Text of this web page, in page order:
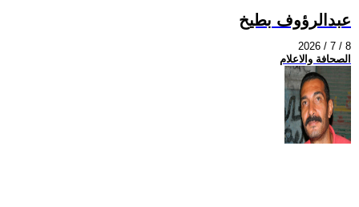
عبدالرؤوف بطيخ
2026 / 7 / 8
الصحافة والاعلام